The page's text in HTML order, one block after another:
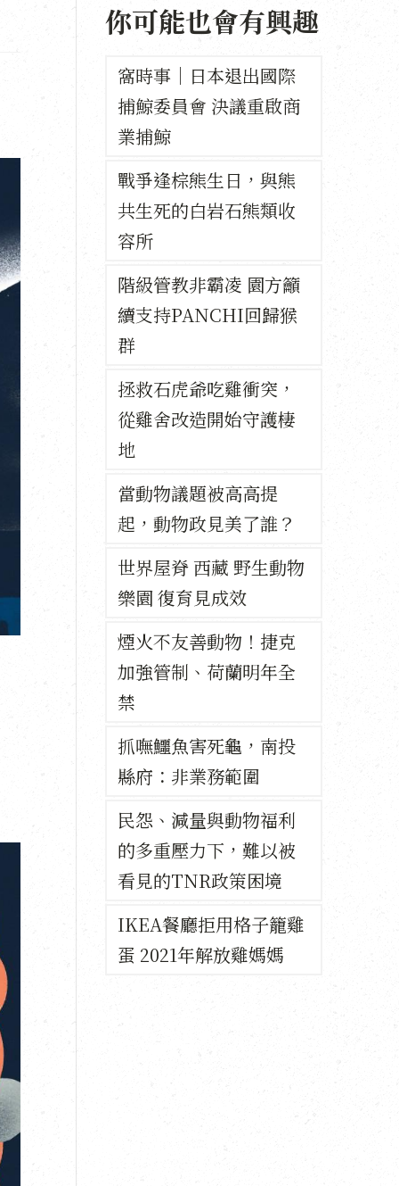
你可能也會有興趣
窩時事｜日本退出國際
捕鯨委員會 決議重啟商
業捕鯨
戰爭逢棕熊生日，與熊
共生死的白岩石熊類收
容所
階級管教非霸凌 園方籲
續支持PANCHI回歸猴
群
拯救石虎爺吃雞衝突，
從雞舍改造開始守護棲
地
當動物議題被高高提
起，動物政見美了誰？
世界屋脊 西藏 野生動物
樂園 復育見成效
煙火不友善動物！捷克
加強管制、荷蘭明年全
禁
抓嘸鱷魚害死龜，南投
縣府：非業務範圍
民怨、減量與動物福利
的多重壓力下，難以被
看見的TNR政策困境
IKEA餐廳拒用格子籠雞
蛋 2021年解放雞媽媽